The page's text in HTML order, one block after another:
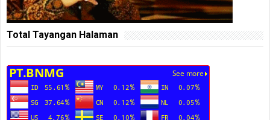
Total Tayangan Halaman